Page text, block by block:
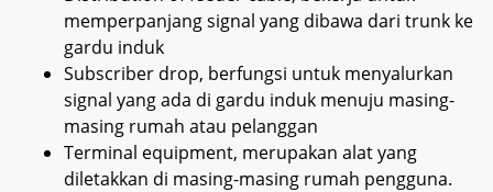
memperpanjang signal yang dibawa dari trunk ke
gardu induk
Subscriber drop, berfungsi untuk menyalurkan
signal yang ada di gardu induk menuju masing-
masing rumah atau pelanggan
Terminal equipment, merupakan alat yang
diletakkan di masing-masing rumah pengguna.